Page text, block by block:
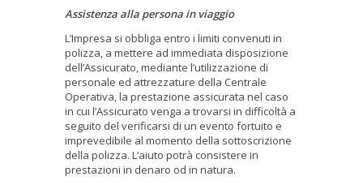
Assistenza alla persona in viaggio
L’Impresa si obbliga entro i limiti convenuti in
polizza, a mettere ad immediata disposizione
dell’Assicurato, mediante l’utilizzazione di
personale ed attrezzature della Centrale
Operativa, la prestazione assicurata nel caso
in cui l’Assicurato venga a trovarsi in difficoltà a
seguito del verificarsi di un evento fortuito e
imprevedibile al momento della sottoscrizione
della polizza. L’aiuto potrà consistere in
prestazioni in denaro od in natura.